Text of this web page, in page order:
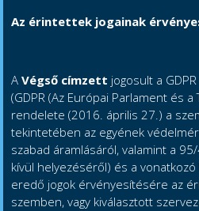
Az érintettek jogainak
AVégső címzett jogosult a
(GDPR (Az Európai Parlament és
rendelete (2016. április 27.) a
tekintetében az egyének
szabad áramlásáról, valamint a
kívül helyezéséről) és a
eredő jogok érvényesítésére az
szemben, vagy kiválasztott